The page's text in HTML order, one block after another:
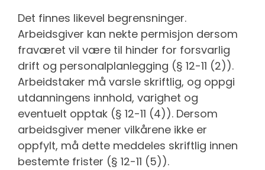
Det finnes likevel begrensninger.
Arbeidsgiver kan nekte permisjon dersom
fraværet vil være til hinder for forsvarlig
drift og personalplanlegging (§ 12-11 (2)).
Arbeidstaker må varsle skriftlig, og oppgi
utdanningens innhold, varighet og
eventuelt opptak (§ 12-11 (4)). Dersom
arbeidsgiver mener vilkårene ikke er
oppfylt, må dette meddeles skriftlig innen
bestemte frister (§ 12-11 (5)).